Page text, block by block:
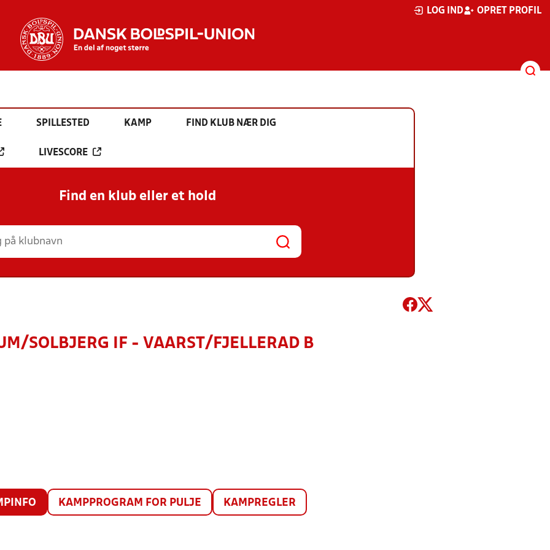
LOG IND OPRET PROFIL
SPILLESTED KAMP FIND KLUB NÆR DIG
LIVESCORE
Find en klub eller et hold
SOLBJERG IF - VAARST/FJELLERAD B
KAMPPROGRAM FOR PULJE KAMPREGLER